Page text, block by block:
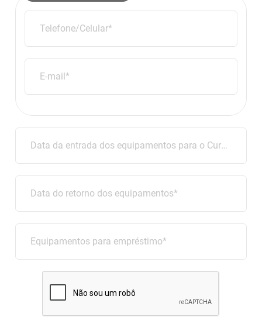
Telefone/Celular*
E-mail*
Data da entrada dos equipamentos para o Curso*
Data do retorno dos equipamentos*
Equipamentos para empréstimo*